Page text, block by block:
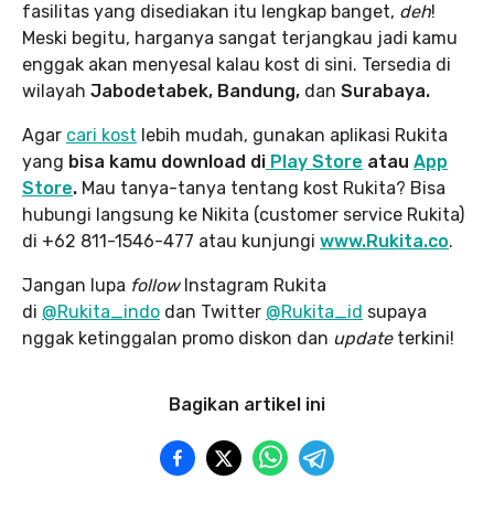
fasilitas yang disediakan itu lengkap banget, deh!
Meski begitu, harganya sangat terjangkau jadi kamu
enggak akan menyesal kalau kost di sini. Tersedia di
wilayah Jabodetabek, Bandung, dan Surabaya.
Agar cari kost lebih mudah, gunakan aplikasi Rukita
yang bisa kamu download di Play Store atau App
Store. Mau tanya-tanya tentang kost Rukita? Bisa
hubungi langsung ke Nikita (customer service Rukita)
di +62 811-1546-477 atau kunjungi www.Rukita.co.
Jangan lupa followInstagram Rukita
di @Rukita_indo dan Twitter @Rukita_id supaya
nggak ketinggalan promo diskon dan update terkini!
Bagikan artikel ini